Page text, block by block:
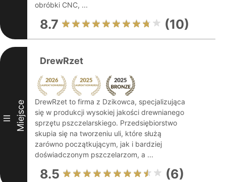
obróbki CNC, ...
8.7 (10)
III Miejsce
DrewRzet
DrewRzet to firma z Dzikowca, specjalizująca
się w produkcji wysokiej jakości drewnianego
sprzętu pszczelarskiego. Przedsiębiorstwo
skupia się na tworzeniu uli, które służą
zarówno początkującym, jak i bardziej
doświadczonym pszczelarzom, a ...
8.5 (6)